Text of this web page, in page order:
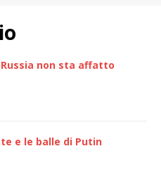
non sta affatto
e le balle di Putin